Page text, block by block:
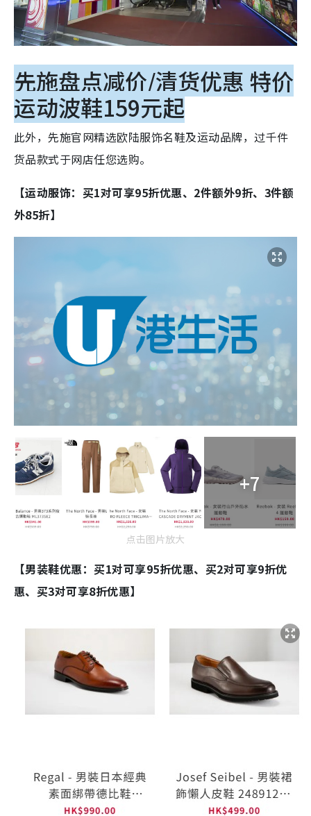
先施盘点减价/清货优惠 特价
运动波鞋159元起
此外，先施官网精选欧陆服饰名鞋及运动品牌，过千件
货品款式于网店任您选购。
【运动服饰：买1对可享95折优惠、2件额外9折、3件额
外85折】
+7
点击图片放大
【男装鞋优惠：买1对可享95折优惠、买2对可享9折优
惠、买3对可享8折优惠】